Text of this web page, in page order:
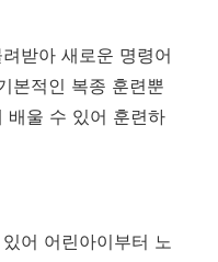
받아 새로운 명령어
본적인 복종 훈련뿐
배울 수 있어 훈련하
어 어린아이부터 노